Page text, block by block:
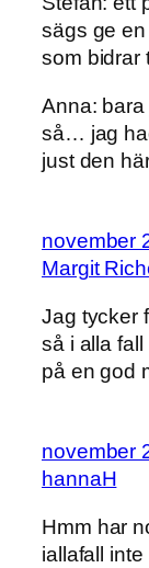
sägs ge
som bidrar
Anna:
så… jag
just den
november
Margit
Jag tycker
så i alla
på en god
november
hannaH
Hmm har
iallafall